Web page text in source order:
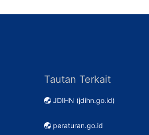
Tautan Terkait
JDIHN (jdihn.go.id)
peraturan.go.id